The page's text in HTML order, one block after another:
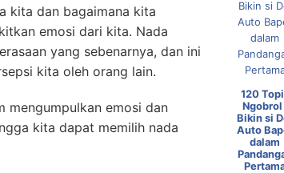
kita dan bagaimana kita
emosi dari kita. Nada
yang sebenarnya, dan ini
kita oleh orang lain.
mengumpulkan emosi dan
kita dapat memilih nada
120
Ngobrol
Bikin si
Auto
dalam